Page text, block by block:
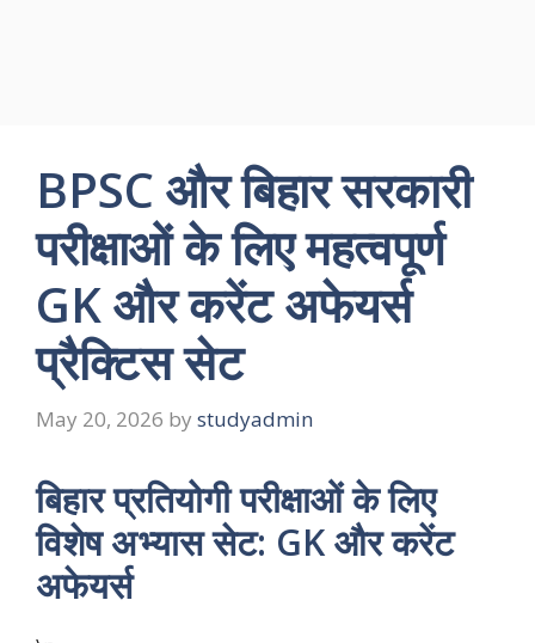
BPSC और बिहार सरकारी
परीक्षाओं के लिए महत्वपूर्ण
GK और करेंट अफेयर्स
प्रैक्टिस सेट
May 20, 2026 by studyadmin
बिहार प्रतियोगी परीक्षाओं के लिए
विशेष अभ्यास सेट: GK और करेंट
अफेयर्स